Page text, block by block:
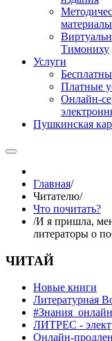
материалы
Тимониху
Услуги
Платные
Онлайн-
Пушкинская
Главная/
Читателю/
Что почитать?
/И я пришла,
литераторы о
ЧИТАЙ
Новые книги
Литературная
#Знания_онлайн
ЛИТРЕС -
Онлайн-